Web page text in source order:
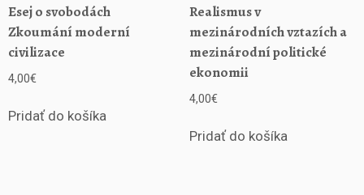
Esej o svobodách
Zkoumání moderní
civilizace
4,00€
Pridať do košíka
Realismus v
mezinárodních vztazích a
mezinárodní politické
ekonomii
4,00€
Pridať do košíka